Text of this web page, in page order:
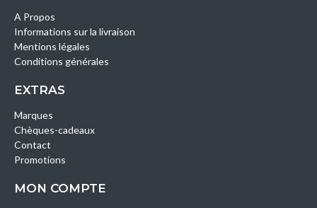
A Propos
Informations sur la livraison
Mentions légales
Conditions générales
EXTRAS
Marques
Chèques-cadeaux
Contact
Promotions
MON COMPTE